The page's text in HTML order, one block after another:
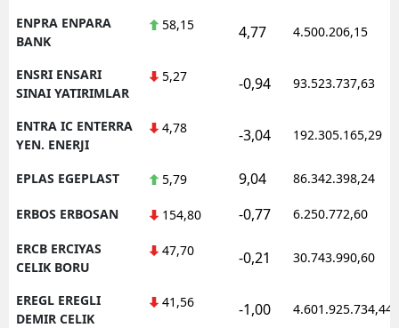
ENPRA ENPARA
BANK
58,15 4,77 4.500.206,15
ENSRI ENSARI
SINAI YATIRIMLAR
5,27 -0,94 93.523.737,63
ENTRA IC ENTERRA
YEN. ENERJI
4,78 -3,04 192.305.165,29
EPLAS EGEPLAST 5,79 9,04 86.342.398,24
ERBOS ERBOSAN 154,80 -0,77 6.250.772,60
ERCB ERCIYAS
CELIK BORU
47,70 -0,21 30.743.990,60
EREGL EREGLI
DEMIR CELIK
41,56 -1,00 4.601.925.734,44